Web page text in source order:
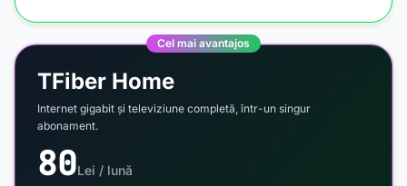
Cel mai avantajos
TFiber Home
Internet gigabit și televiziune completă, într-un singur
abonament.
80Lei / lună